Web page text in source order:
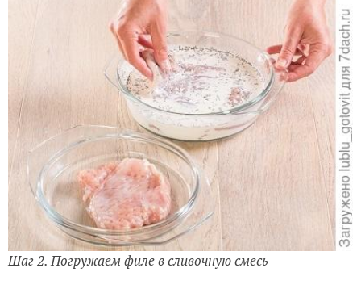
Шаг 2. Погружаем филе в сливочную смесь